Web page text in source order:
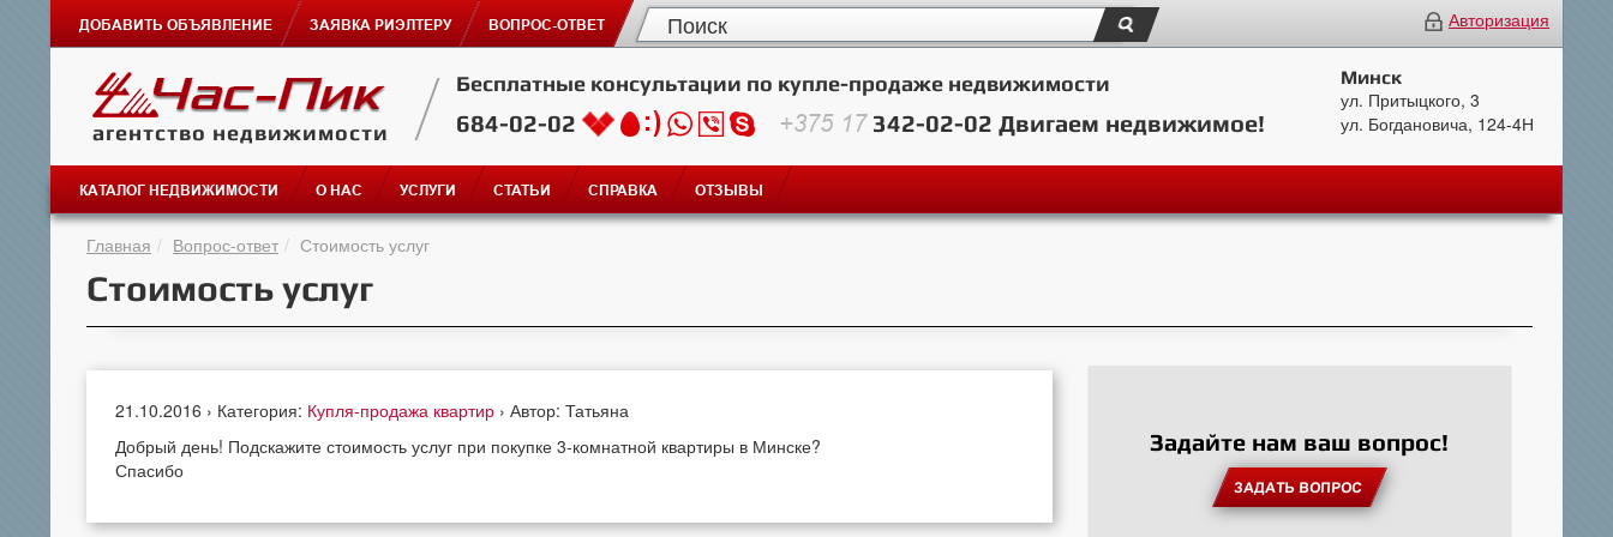
ДОБАВИТЬ ОБЪЯВЛЕНИЕ ЗАЯВКА РИЭЛТЕРУ ВОПРОС-ОТВЕТ Авторизация
агентство недвижимости
Бесплатные консультации по купле-продаже недвижимости
684-02-02 +375 17342-02-02 Двигаем недвижимое!
Минск
ул. Притыцкого, 3
ул. Богдановича, 124-4Н
КАТАЛОГ НЕДВИЖИМОСТИ О НАС УСЛУГИ СТАТЬИ СПРАВКА ОТЗЫВЫ
Главная Вопрос-ответ Стоимость услуг
Стоимость услуг
21.10.2016 › Категория: Купля-продажа квартир › Автор: Татьяна
Добрый день! Подскажите стоимость услуг при покупке 3-комнатной квартиры в Минске?
Спасибо
Задайте нам ваш вопрос!
ЗАДАТЬ ВОПРОС